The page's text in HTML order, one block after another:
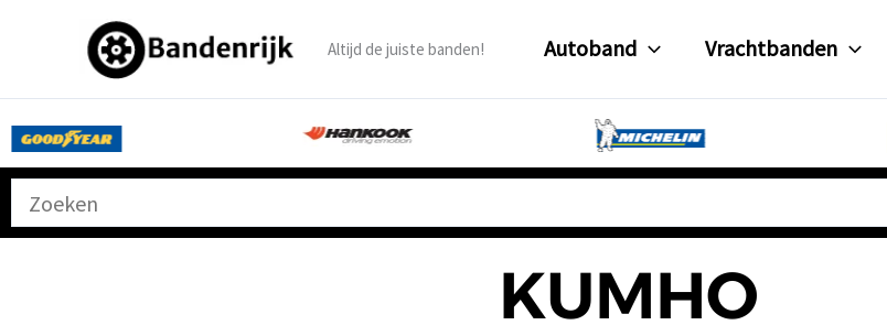
inhoud
Altijd de juiste banden! Autoband Vrachtbanden
KUMHO